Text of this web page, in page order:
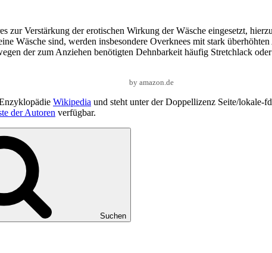
zur Verstärkung der erotischen Wirkung der Wäsche eingesetzt,
Wäsche sind, werden insbesondere Overknees mit stark
der zum Anziehen benötigten Dehnbarkeit häufig Stretchlack
by amazon.de
Wikipedia und steht unter der Doppellizenz Seite/lokale-
der Autoren verfügbar.
Suchen